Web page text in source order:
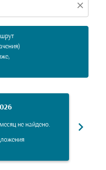
close
не найдено. chevron_right